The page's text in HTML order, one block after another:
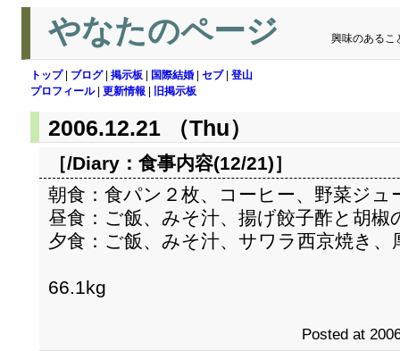
やなたのページ 興味のあるこ
トップ| ブログ| 掲示板 国際結婚 セブ| 登山
プロフィール| 更新情報 旧掲示板
2006.12.21 （Thu）
［/Diary： 食事内容(12/21)］
朝食：食パン２枚、コーヒー、野菜ジュ
昼食：ご飯、みそ汁、揚げ餃子酢と胡椒
夕食：ご飯、みそ汁、サワラ西京焼き、
66.1kg
Posted at